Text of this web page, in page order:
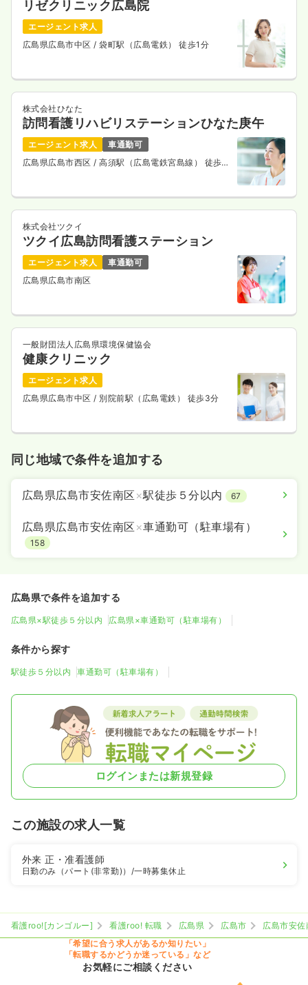
リゼクリニック広島院
エージェント求人
広島県広島市中区 / 袋町駅（広島電鉄） 徒歩1分
株式会社ひなた
訪問看護リハビリステーションひなた庚午
エージェント求人
車通勤可
広島県広島市西区 / 高須駅（広島電鉄宮島線） 徒歩5
株式会社ツクイ
ツクイ広島訪問看護ステーション
エージェント求人
車通勤可
広島県広島市南区
一般財団法人広島県環境保健協会
健康クリニック
エージェント求人
広島県広島市中区 / 別院前駅（広島電鉄） 徒歩3分
同じ地域で条件を追加する
広島県広島市安佐南区 ×駅徒歩５分以内 67
広島県広島市安佐南区 ×車通勤可（駐車場有）
158
広島県で条件を追加する
広島県×駅徒歩５分以内 広島県×車通勤可（駐車場有）
条件から探す
駅徒歩５分以内 車通勤可（駐車場有）
ログインまたは新規登録
この施設の求人一覧
外来正・准看護師
日勤のみ（パート(非常勤)） /一時募集休止
看護roo![カンゴルー] 看護roo! 転職 広島県 広島市
広島市安佐
「希望に合う求人があるか知りたい」
「転職するかどうか迷っている」など
お気軽にご相談ください